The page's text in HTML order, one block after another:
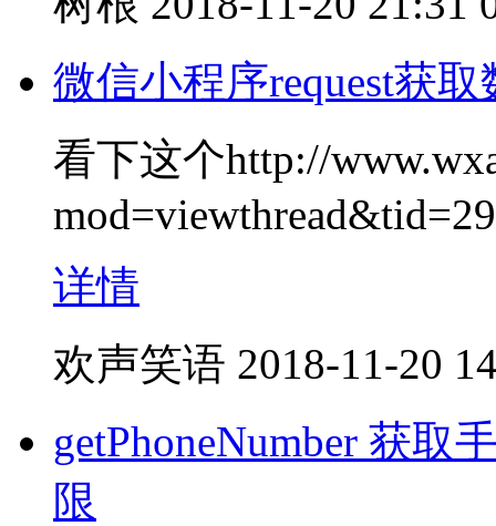
微信小程序request获取
看下这个http://
详情
欢声笑语 2018-11-20
getPhoneNumber 获取
限